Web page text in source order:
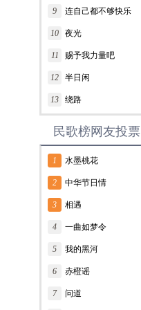
9 连自己都不够快乐
10 夜光
11 赐予我力量吧
12 半日闲
13 绕路
民歌榜网友投票
1 水墨桃花
2 中华节日情
3 相遇
4 一曲如梦令
5 我的黑河
6 赤橙谣
7 问道